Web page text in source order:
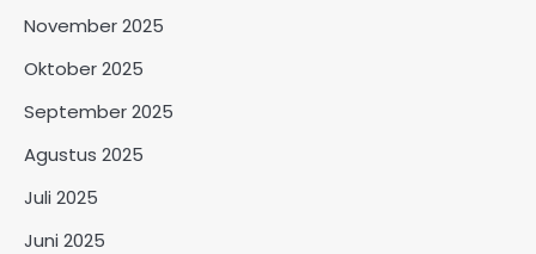
November 2025
Oktober 2025
September 2025
Agustus 2025
Juli 2025
Juni 2025